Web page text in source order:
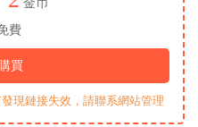
金币
費
買
現鏈接失效，請聯系網站管理